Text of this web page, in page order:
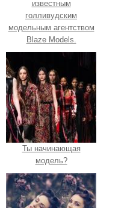
известным
голливудским
модельным агентством
Blaze Models.
Ты начинающая
модель?